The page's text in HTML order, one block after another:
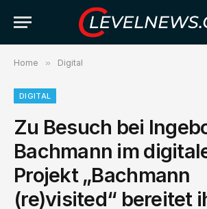
Home » Digital
DIGITAL
Zu Besuch bei
Bachmann im
Projekt „Bachmann
(re)visited“ bereitet